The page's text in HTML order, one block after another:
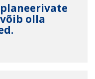
planeerivate
olla